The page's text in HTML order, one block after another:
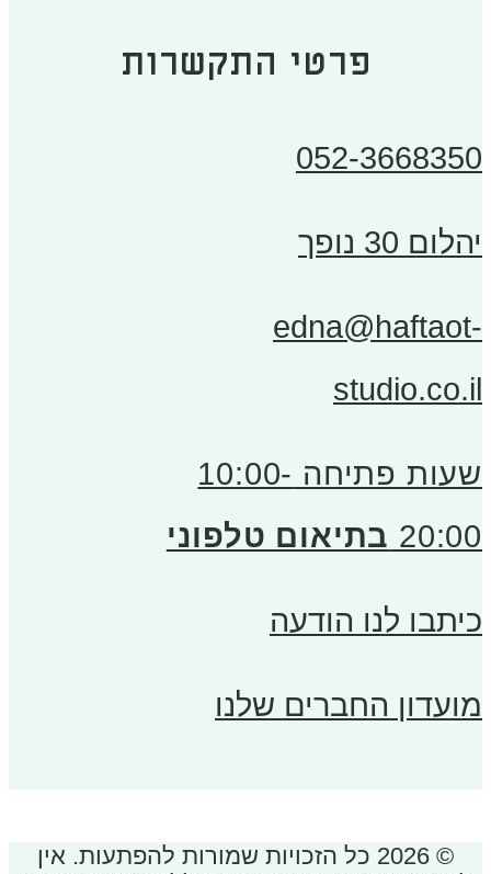
פרטי התקשרות
052-3668350
יהלום 30 נופך
edna@haftaot-
studio.co.il
שעות פתיחה 10:00-
20:00 בתיאום טלפוני
כיתבו לנו הודעה
מועדון החברים שלנו
© 2026 כל הזכויות שמורות להפתעות. אין